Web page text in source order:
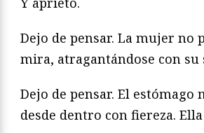
Dejo de pensar. La mujer no
mira, atragantándose con su
Dejo de pensar. El estómago
desde dentro con fiereza.